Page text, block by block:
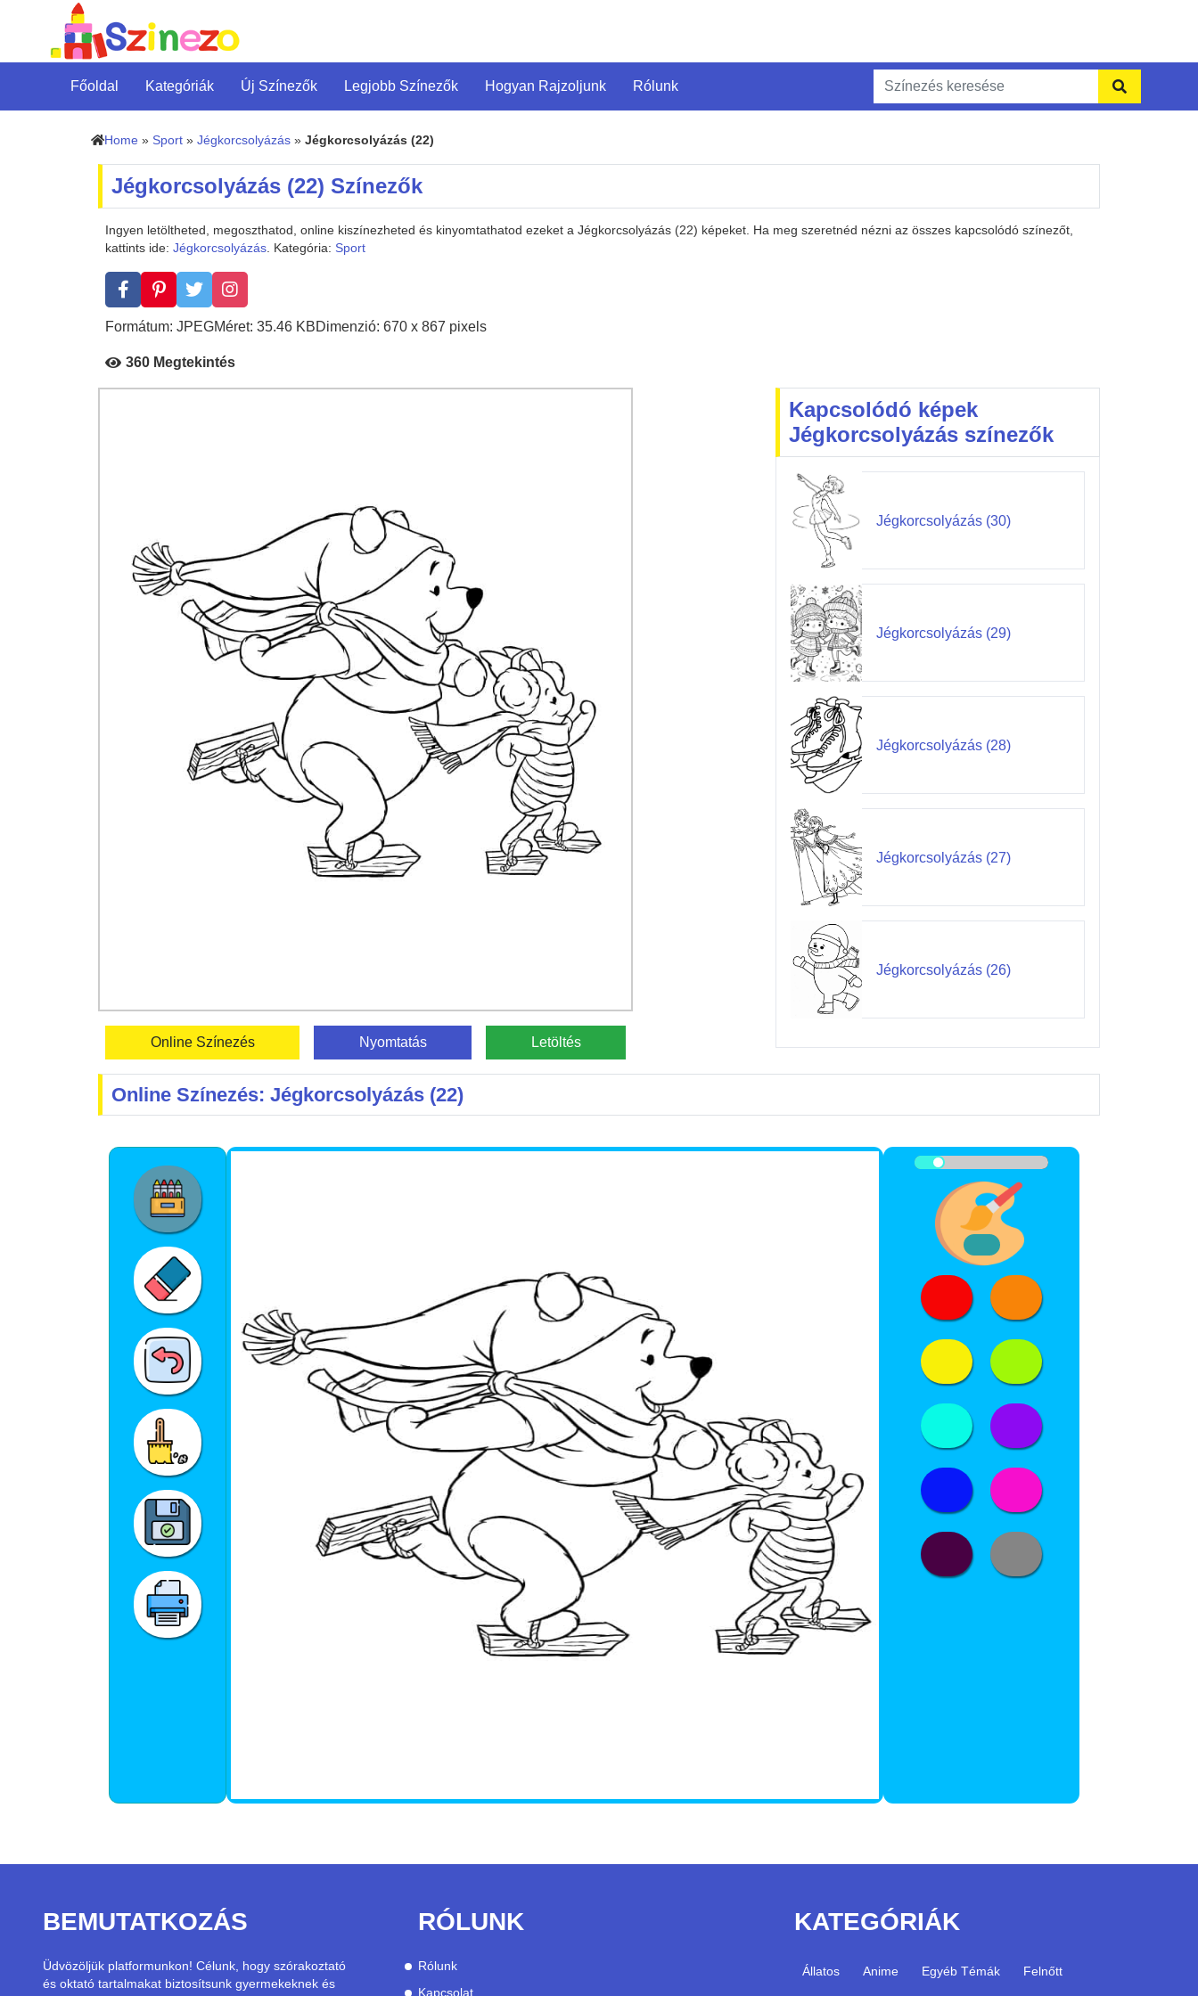
Főoldal Kategóriák Új Színezők Legjobb Színezők Hogyan Rajzoljunk Rólunk
Home » Sport » Jégkorcsolyázás » Jégkorcsolyázás (22)
Jégkorcsolyázás (22) Színezők
Ingyen letöltheted, megoszthatod, online kiszínezheted és kinyomtathatod ezeket a Jégkorcsolyázás (22) képeket. Ha meg szeretnéd nézni az összes kapcsolódó színezőt,
kattints ide: Jégkorcsolyázás. Kategória: Sport
Formátum: JPEGMéret: 35.46 KBDimenzió: 670 x 867 pixels
360 Megtekintés
Online Színezés Nyomtatás Letöltés
Kapcsolódó képek
Jégkorcsolyázás színezők
Jégkorcsolyázás (30)
Jégkorcsolyázás (29)
Jégkorcsolyázás (28)
Jégkorcsolyázás (27)
Jégkorcsolyázás (26)
Online Színezés: Jégkorcsolyázás (22)
BEMUTATKOZÁS
Üdvözöljük platformunkon! Célunk, hogy szórakoztató
és oktató tartalmakat biztosítsunk gyermekeknek és
RÓLUNK
Rólunk
Kapcsolat
KATEGÓRIÁK
Állatos Anime Egyéb Témák Felnőtt